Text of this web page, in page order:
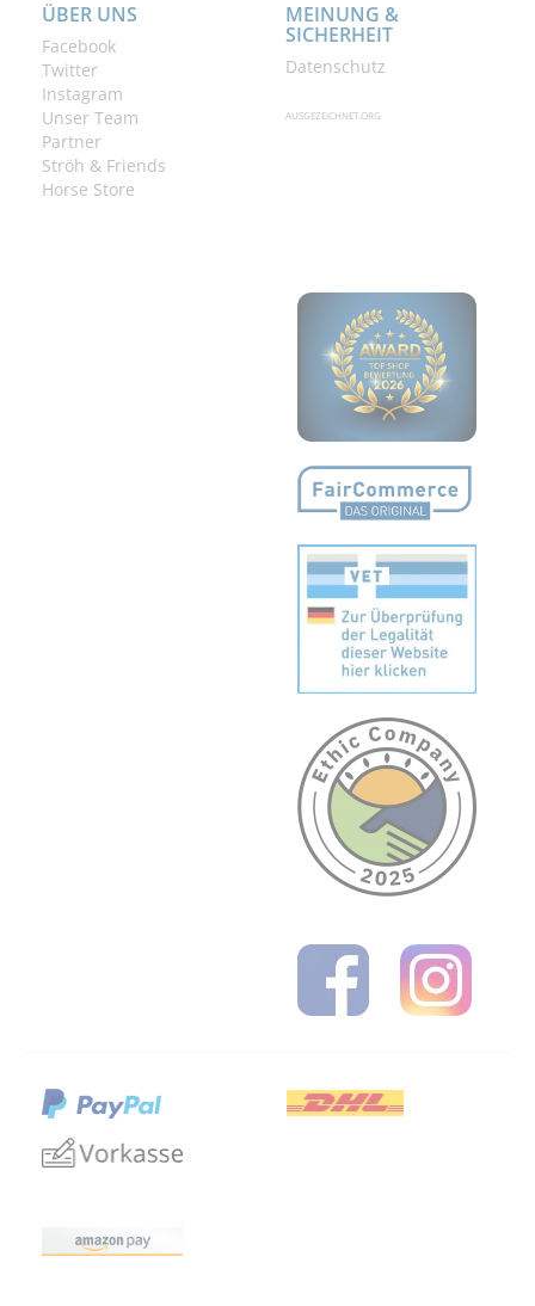
ÜBER UNS
Facebook
Twitter
Instagram
Unser Team
Partner
Ströh & Friends
Horse Store
MEINUNG &
SICHERHEIT
Datenschutz
AUSGEZEICHNET.ORG